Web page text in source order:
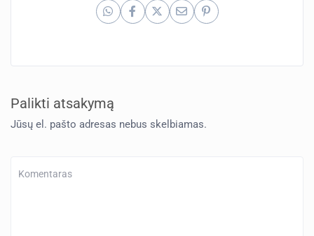
Palikti atsakymą
Jūsų el. pašto adresas nebus skelbiamas.